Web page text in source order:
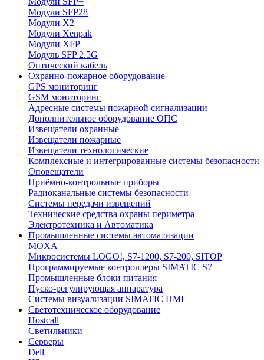
Модули SFP28
Модули X2
Модули Xenpak
Модули XFP
Модуль SFP 2.5G
Оптический кабель
Охранно-пожарное оборудование
GPS мониторинг
GSM мониторинг
Адресные системы пожарной сигнализации
Дополнительное оборудование ОПС
Извещатели охранные
Извещатели пожарные
Извещатели технологические
Комплексные и интегрированные системы безопасноcти
Оповещатели
Приёмно-контрольные приборы
Радиоканальные системы безопасности
Системы передачи извещений
Технические средства охраны периметра
Электротехника и Автоматика
Промышленные системы автоматизации
MOXA
Микросистемы LOGO!, S7-1200, S7-200, SITOP
Программируемые контроллеры SIMATIC S7
Промышленные блоки питания
Пуско-регулирующая аппаратура
Системы визуализации SIMATIC HMI
Светотехническое оборудование
Hostcall
Светильники
Серверы
Dell